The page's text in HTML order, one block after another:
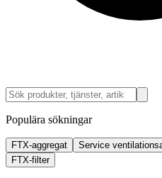
Populära sökningar
FTX-aggregat Service
FTX-filter